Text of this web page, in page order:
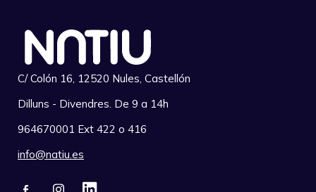
C/ Colón 16, 12520 Nules, Castellón
Dilluns - Divendres. De 9 a 14h
964670001 Ext 422 o 416
info@natiu.es